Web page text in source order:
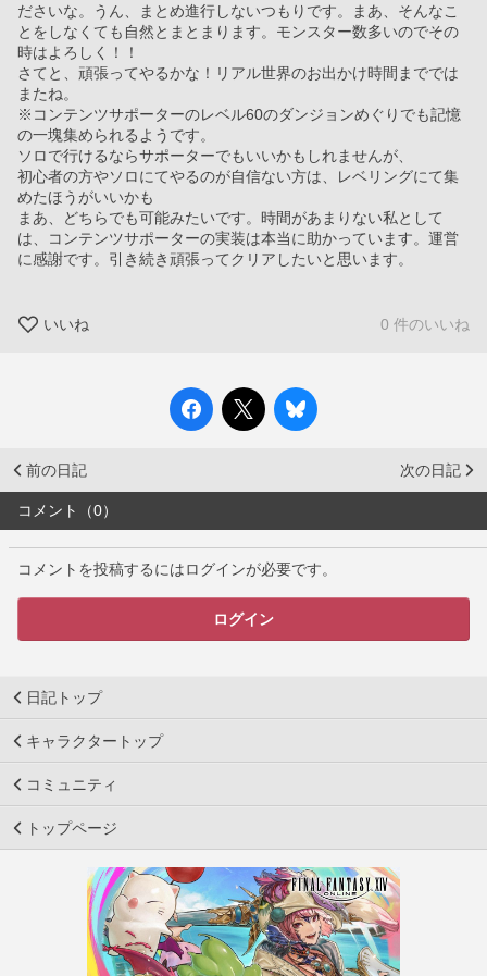
ださいな。うん、まとめ進行しないつもりです。まあ、そんなこ
とをしなくても自然とまとまります。モンスター数多いのでその
時はよろしく！！
さてと、頑張ってやるかな！リアル世界のお出かけ時間まででは
またね。
※コンテンツサポーターのレベル60のダンジョンめぐりでも記憶
の一塊集められるようです。
ソロで行けるならサポーターでもいいかもしれませんが、
初心者の方やソロにてやるのが自信ない方は、レベリングにて集
めたほうがいいかも
まあ、どちらでも可能みたいです。時間があまりない私として
は、コンテンツサポーターの実装は本当に助かっています。運営
に感謝です。引き続き頑張ってクリアしたいと思います。
いいね 0 件のいいね
前の日記 次の日記
コメント（0）
コメントを投稿するにはログインが必要です。
ログイン
日記トップ
キャラクタートップ
コミュニティ
トップページ